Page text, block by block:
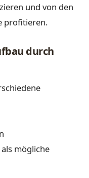
und von den
profitieren.
durch
mögliche